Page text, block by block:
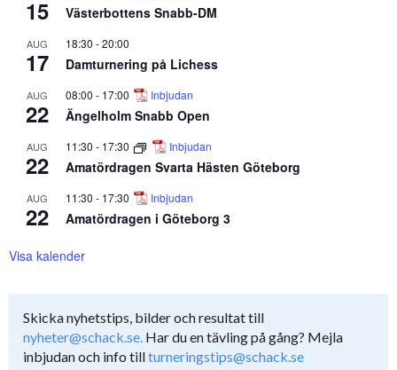
15 Västerbottens Snabb-DM
AUG
17
18:30 -20:00
Damturnering på Lichess
AUG
22
08:00 - 17:00 Inbjudan
Ängelholm Snabb Open
AUG
22
11:30 - 17:30 Inbjudan
Amatördragen Svarta Hästen Göteborg
AUG
22
11:30 - 17:30 Inbjudan
Amatördragen i Göteborg 3
Visa kalender
Skicka nyhetstips, bilder och resultat till
nyheter@schack.se. Har du en tävling på gång? Mejla
inbjudan och info tillturneringstips@schack.se